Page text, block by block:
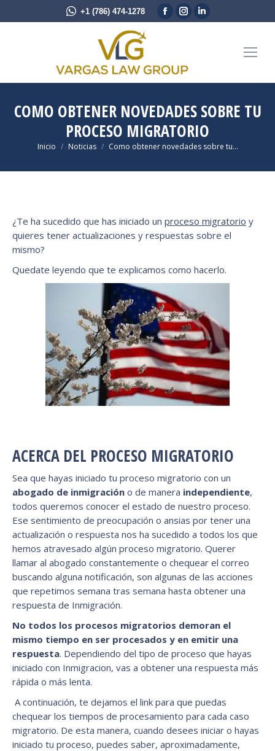
+1 (786) 474-1278
Facebook
new
Instagram
COMO OBTENER NOVEDADES SOBRE TU
PROCESO MIGRATORIO
Estás aquí:
Inicio Noticias Como obtener novedades sobre tu…
¿Te ha sucedido que has iniciado un proceso migratorio y
quieres tener actualizaciones y respuestas sobre el
mismo?
Quedate leyendo que te explicamos como hacerlo.
ACERCA DEL PROCESO MIGRATORIO
Sea que hayas iniciado tu proceso migratorio con un
abogado de inmigración o de manera independiente,
todos queremos conocer el estado de nuestro proceso.
Ese sentimiento de preocupación o ansias por tener una
actualización o respuesta nos ha sucedido a todos los que
hemos atravesado algún proceso migratorio. Querer
llamar al abogado constantemente o chequear el correo
buscando alguna notificación, son algunas de las acciones
que repetimos semana tras semana hasta obtener una
respuesta de Inmigración.
No todos los procesos migratorios demoran el
mismo tiempo en ser procesados y en emitir una
respuesta. Dependiendo del tipo de proceso que hayas
iniciado con Inmigracion, vas a obtener una respuesta más
rápida o más lenta.
A continuación, te dejamos el link para que puedas
chequear los tiempos de procesamiento para cada caso
migratorio. De esta manera, cuando desees iniciar o hayas
iniciado tu proceso, puedes saber, aproximadamente,